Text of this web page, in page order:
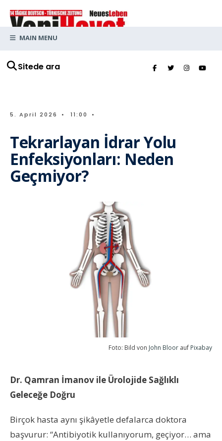
Sitede ara
MAIN MENU
5. April 2026 • 11:00 •
Tekrarlayan İdrar Yolu
Enfeksiyonları: Neden
Geçmiyor?
Foto: Bild von John Bloor auf Pixabay
Dr. Qamran İmanov ile Ürolojide Sağlıklı
Geleceğe Doğru
Birçok hasta aynı şikâyetle defalarca doktora
başvurur: “Antibiyotik kullanıyorum, geçiyor… ama